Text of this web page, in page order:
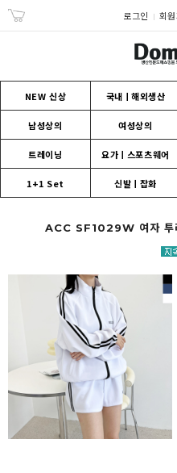
로그인 회
NEW 신상 국내ㅣ해외생산
남성상의 여성상의
트레이닝 요가ㅣ스포츠웨어
1+1 Set 신발ㅣ잡화
ACC SF1029W 여자 투